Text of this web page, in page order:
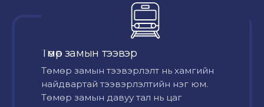
Төмөр замын тээвэр
Төмөр замын тээвэрлэлт нь хамгийн
найдвартай тээвэрлэлтийн нэг юм.
Төмөр замын давуу тал нь цаг